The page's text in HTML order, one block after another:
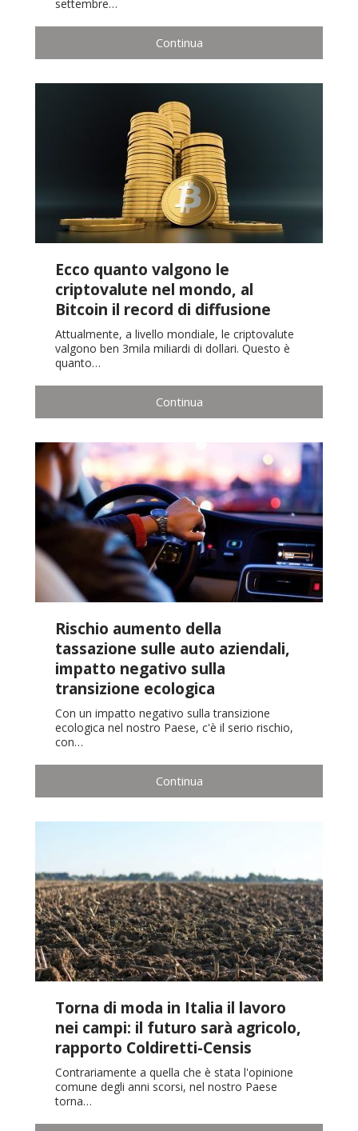
settembre…
Continua
Ecco quanto valgono le
criptovalute nel mondo, al
Bitcoin il record di diffusione
Attualmente, a livello mondiale, le criptovalute
valgono ben 3mila miliardi di dollari. Questo è
quanto…
Continua
Rischio aumento della
tassazione sulle auto aziendali,
impatto negativo sulla
transizione ecologica
Con un impatto negativo sulla transizione
ecologica nel nostro Paese, c'è il serio rischio,
con…
Continua
Torna di moda in Italia il lavoro
nei campi: il futuro sarà agricolo,
rapporto Coldiretti-Censis
Contrariamente a quella che è stata l'opinione
comune degli anni scorsi, nel nostro Paese
torna…